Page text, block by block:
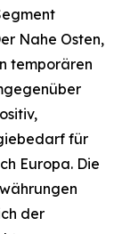
Nahe Osten,
temporären
für
Europa. Die
der